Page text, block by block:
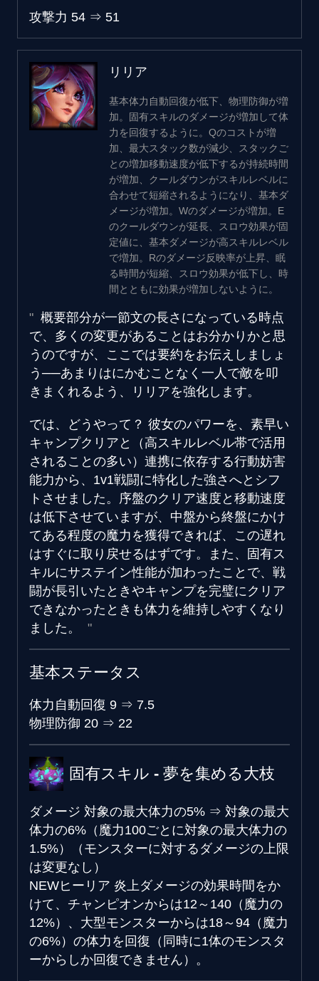
攻撃力 54 ⇒ 51
リリア
基本体力自動回復が低下、物理防御が増
加。固有スキルのダメージが増加して体
力を回復するように。Qのコストが増
加、最大スタック数が減少、スタックご
との増加移動速度が低下するが持続時間
が増加、クールダウンがスキルレベルに
合わせて短縮されるようになり、基本ダ
メージが増加。Wのダメージが増加。E
のクールダウンが延長、スロウ効果が固
定値に、基本ダメージが高スキルレベル
で増加。Rのダメージ反映率が上昇、眠
る時間が短縮、スロウ効果が低下し、時
間とともに効果が増加しないように。
概要部分が一節文の長さになっている時点
で、多くの変更があることはお分かりかと思
うのですが、ここでは要約をお伝えしましょ
う──あまりはにかむことなく一人で敵を叩
きまくれるよう、リリアを強化します。
では、どうやって？ 彼女のパワーを、素早い
キャンプクリアと（高スキルレベル帯で活用
されることの多い）連携に依存する行動妨害
能力から、1v1戦闘に特化した強さへとシフ
トさせました。序盤のクリア速度と移動速度
は低下させていますが、中盤から終盤にかけ
てある程度の魔力を獲得できれば、この遅れ
はすぐに取り戻せるはずです。また、固有ス
キルにサステイン性能が加わったことで、戦
闘が長引いたときやキャンプを完璧にクリア
できなかったときも体力を維持しやすくなり
ました。
基本ステータス
体力自動回復 9 ⇒ 7.5
物理防御 20 ⇒ 22
固有スキル - 夢を集める大枝
ダメージ 対象の最大体力の5% ⇒ 対象の最大
体力の6%（魔力100ごとに対象の最大体力の
1.5%）（モンスターに対するダメージの上限
は変更なし）
NEWヒーリア 炎上ダメージの効果時間をか
けて、チャンピオンからは12～140（魔力の
12%）、大型モンスターからは18～94（魔力
の6%）の体力を回復（同時に1体のモンスタ
ーからしか回復できません）。